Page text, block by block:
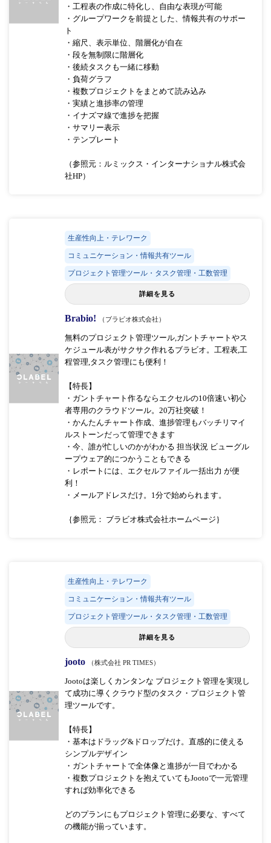
・工程表の作成に特化し、自由な表現が可能
・グループワークを前提とした、情報共有のサポー
ト
・縮尺、表示単位、階層化が自在
・段を無制限に階層化
・後続タスクも一緒に移動
・負荷グラフ
・複数プロジェクトをまとめて読み込み
・実績と進捗率の管理
・イナズマ線で進捗を把握
・サマリー表示
・テンプレート
（参照元：ルミックス・インターナショナル株式会
社HP）
生産性向上・テレワーク
コミュニケーション・情報共有ツール
プロジェクト管理ツール・タスク管理・工数管理
詳細を見る
Brabio! （ブラビオ株式会社）
無料のプロジェクト管理ツール,ガントチャートやス
ケジュール表がサクサク作れるブラビオ。工程表,工
程管理,タスク管理にも便利！
【特長】
・ガントチャート作るならエクセルの10倍速い初心
者専用のクラウドツール。20万社突破！
・かんたんチャート作成、進捗管理もバッチリマイ
ルストーンだって管理できます
・今、誰が忙しいのかがわかる 担当状況 ビューグル
ープウェア的につかうこともできる
・レポートには、エクセルファイル一括出力 が便
利！
・メールアドレスだけ。1分で始められます。
｛参照元： ブラビオ株式会社ホームページ｝
生産性向上・テレワーク
コミュニケーション・情報共有ツール
プロジェクト管理ツール・タスク管理・工数管理
詳細を見る
jooto （株式会社 PR TIMES）
Jootoは楽しくカンタンな プロジェクト管理を実現し
て成功に導くクラウド型のタスク・プロジェクト管
理ツールです。
【特長】
・基本はドラッグ&ドロップだけ。直感的に使える
シンプルデザイン
・ガントチャートで全体像と進捗が一目でわかる
・複数プロジェクトを抱えていてもJootoで一元管理
すれば効率化できる
どのプランにもプロジェクト管理に必要な、すべて
の機能が揃っています。